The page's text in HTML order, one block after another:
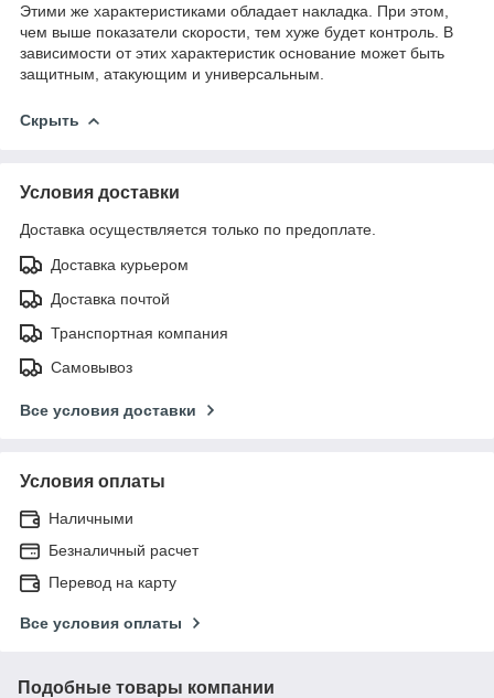
Этими же характеристиками обладает накладка. При этом,
чем выше показатели скорости, тем хуже будет контроль. В
зависимости от этих характеристик основание может быть
защитным, атакующим и универсальным.
Скрыть
Условия доставки
Доставка осуществляется только по предоплате.
Доставка курьером
Доставка почтой
Транспортная компания
Самовывоз
Все условия доставки
Условия оплаты
Наличными
Безналичный расчет
Перевод на карту
Все условия оплаты
Подобные товары компании